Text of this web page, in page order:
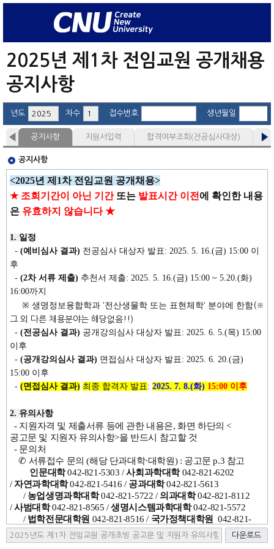
년도 차수 접수번호 생년월일
공지사항 지원서입력 합격여부조회(전공심사대상) 합
<2025년 제 1차 전임교원 공개채용>
★ 조회기간이 아닌 기간또는 발표시간 이전 에 확인한 내용
은 유효하지 않습니다★
1. 일정
- (예비심사 결과) 전공심사 대상자 발표: 2025. 5. 16.(금) 15:00 이
후
- (2차 서류 제출) 추천서 제출: 2025. 5. 16.(금) 15:00 ~ 5.20.(화)
16:00까지
※ 생명정보융합학과 '전산생물학 또는 표현체학' 분야에 한함(※
그 외 다른 채용분야는 해당없음!!)
- (전공심사 결과) 공개강의심사 대상자 발표: 2025. 6. 5.(목) 15:00
이후
- (공개강의심사 결과) 면접심사 대상자 발표: 2025. 6. 20.(금)
15:00 이후
- (면접심사 결과) 최종 합격자 발표: 2025. 7. 8.(화) 15:00 이후
2. 유의사항
- 지원자격 및 제출서류 등에 관한 내용은, 화면 하단의 <
공고문 및 지원자 유의사항>을 반드시 참고할 것
- 문의처
✆ 서류접수 문의 (해당 단과대학·대학원) : 공고문 p.3 참고
인문대학042-821-5303 /사회과학대학042-821-6202
/자연과학대학042-821-5416 / 공과대학042-821-5613
/ 농업생명과학대학042-821-5722 / 의과대학042-821-8112
/사범대학042-821-8565 /생명시스템과학대학042-821-5572
/ 법학전문대학원 042-821-8516 / 국가정책대학원
042-821-
8027
✆ 분야별 지원자격,추가제출서류 등 문의(해당 학과·부·교실)
공지사항
다운로드
2025년 제1차 전임교원 공개채용
공지사항